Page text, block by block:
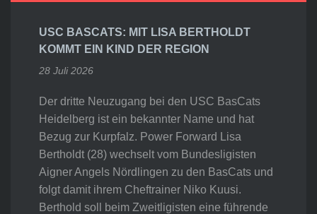
USC BASCATS: MIT LISA BERTHOLDT
KOMMT EIN KIND DER REGION
28 Juli 2026
Der dritte Neuzugang bei den USC BasCats
Heidelberg ist ein bekannter Name und hat
Bezug zur Kurpfalz. Power Forward Lisa
Bertholdt (28) wechselt vom Bundesligisten
Aigner Angels Nördlingen zu den BasCats und
folgt damit ihrem Cheftrainer Niko Kuusi.
Berthold soll beim Zweitligisten eine führende